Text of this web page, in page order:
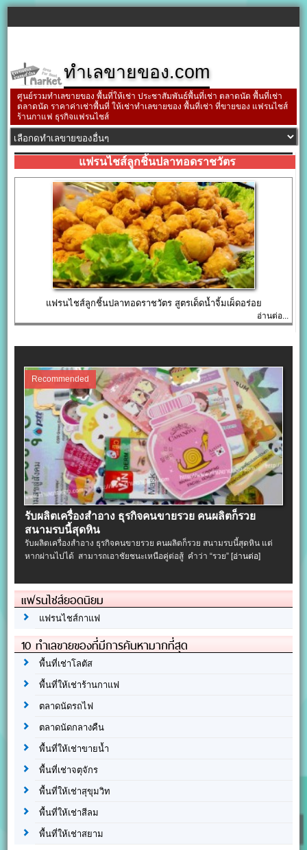
ทำเลขายของ.com
ศูนย์รวมทำเลขายของ พื้นที่ให้เช่า ประชาสัมพันธ์พื้นที่เช่า ตลาดนัด พื้นที่เช่า
ตลาดนัด ราคาค่าเช่าพื้นที่ ให้เช่าทำเลขายของ พื้นที่เช่า ที่ขายของ แฟรนไชส์
ร้านกาแฟ ธุรกิจแฟรนไชส์
แฟรนไชส์ลูกชิ้นปลาทอดราชวัตร
แฟรนไชส์ลูกชิ้นปลาทอดราชวัตร สูตรเด็ดน้ำจิ้มเผ็ดอร่อย
อ่านต่อ...
Recommended
รับผลิตเครื่องสําอาง ธุรกิจคนขายรวย คนผลิตก็รวย
สนามรบนี้สุดหิน
รับผลิตเครื่องสําอาง ธุรกิจคนขายรวย คนผลิตก็รวย สนามรบนี้สุดหิน แต่
หากผ่านไปได้ สามารถเอาชัยชนะเหนือคู่ต่อสู้ คำว่า “รวย”[อ่านต่อ]
แฟรนไชส์ยอดนิยม
แฟรนไชส์กาแฟ
10 ทำเลขายของที่มีการค้นหามากที่สุด
พื้นที่เช่าโลตัส
พื้นที่ให้เช่าร้านกาแฟ
ตลาดนัดรถไฟ
ตลาดนัดกลางคืน
พื้นที่ให้เช่าขายน้ำ
พื้นที่เช่าจตุจักร
พื้นที่ให้เช่าสุขุมวิท
พื้นที่ให้เช่าสีลม
พื้นที่ให้เช่าสยาม